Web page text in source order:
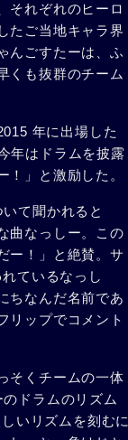
それぞれのヒーロ
たご当地キャラ界
んごすたーは、ふ
くも抜群のチーム
年に出場した
年はドラムを披露
」と激励した。
て聞かれると
曲なっしー。この
ー！」と絶賛。サ
ているなっし
ちなんだ名前であ
リップでコメント
そくチームの一体
ドラムのリズム
いリズムを刻むに